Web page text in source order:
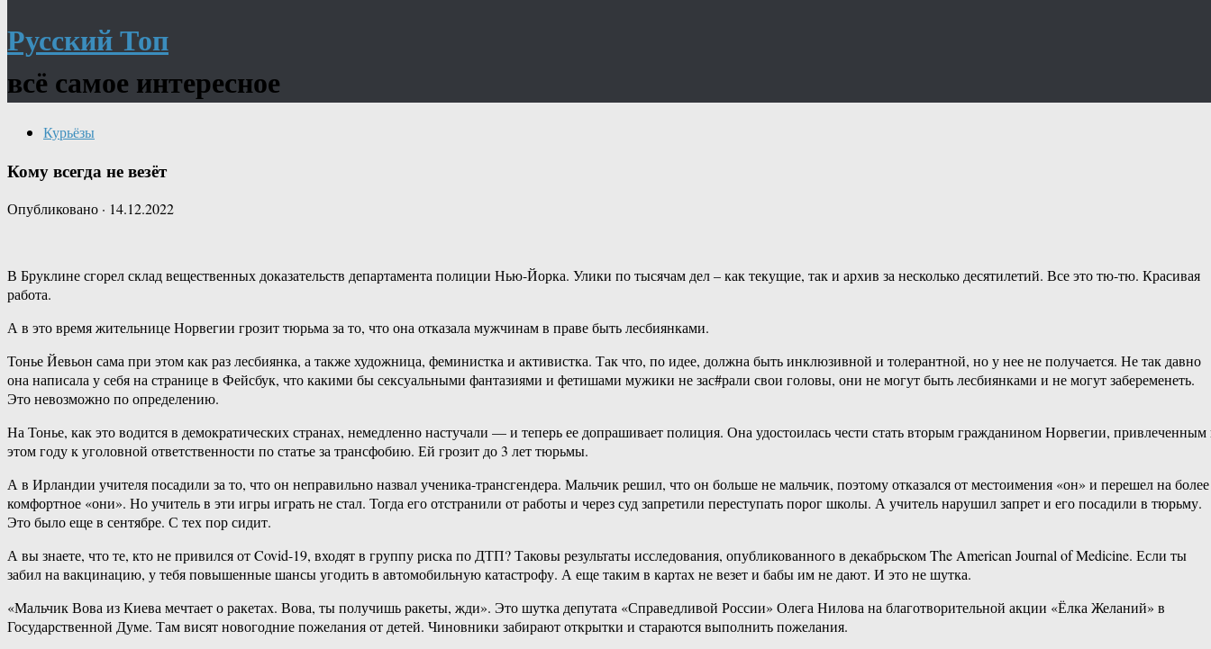
Русский Топ
всё самое интересное
Курьёзы
Кому всегда не везёт
Опубликовано · 14.12.2022
В Бруклине сгорел склад вещественных доказательств департамента полиции Нью-Йорка. Улики по тысячам дел – как текущие, так и архив за несколько десятилетий. Все это тю-тю. Красивая
работа.
А в это время жительнице Норвегии грозит тюрьма за то, что она отказала мужчинам в праве быть лесбиянками.
Тонье Йевьон сама при этом как раз лесбиянка, а также художница, феминистка и активистка. Так что, по идее, должна быть инклюзивной и толерантной, но у нее не получается. Не так давно
она написала у себя на странице в Фейсбук, что какими бы сексуальными фантазиями и фетишами мужики не зас#рали свои головы, они не могут быть лесбиянками и не могут забеременеть.
Это невозможно по определению.
На Тонье, как это водится в демократических странах, немедленно настучали — и теперь ее допрашивает полиция. Она удостоилась чести стать вторым гражданином Норвегии, привлеченным
этом году к уголовной ответственности по статье за трансфобию. Ей грозит до 3 лет тюрьмы.
А в Ирландии учителя посадили за то, что он неправильно назвал ученика-трансгендера. Мальчик решил, что он больше не мальчик, поэтому отказался от местоимения «он» и перешел на более
комфортное «они». Но учитель в эти игры играть не стал. Тогда его отстранили от работы и через суд запретили переступать порог школы. А учитель нарушил запрет и его посадили в тюрьму.
Это было еще в сентябре. С тех пор сидит.
А вы знаете, что те, кто не привился от Covid-19, входят в группу риска по ДТП? Таковы результаты исследования, опубликованного в декабрьском The American Journal of Medicine. Если ты
забил на вакцинацию, у тебя повышенные шансы угодить в автомобильную катастрофу. А еще таким в картах не везет и бабы им не дают. И это не шутка.
«Мальчик Вова из Киева мечтает о ракетах. Вова, ты получишь ракеты, жди». Это шутка депутата «Справедливой России» Олега Нилова на благотворительной акции «Ёлка Желаний» в
Государственной Думе. Там висят новогодние пожелания от детей. Чиновники забирают открытки и стараются выполнить пожелания.